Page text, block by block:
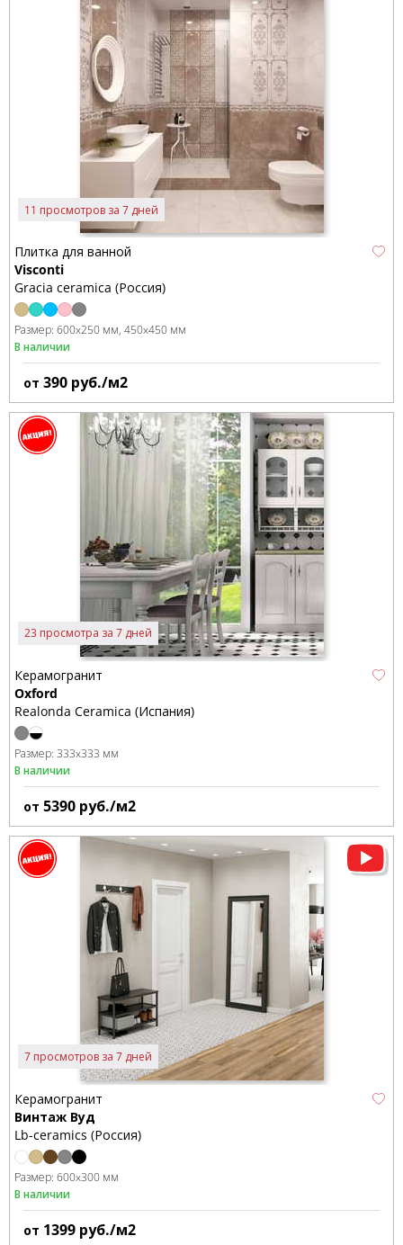
11 просмотров за 7 дней
Плитка для ванной
Visconti
Gracia ceramica (Россия)
Размер: 600x250 мм 450x450 мм
В наличии
от 390 руб./м2
23 просмотра за 7 дней
Керамогранит
Oxford
Realonda Ceramica (Испания)
Размер: 333x333 мм
В наличии
от 5390 руб./м2
7 просмотров за 7 дней
Керамогранит
Винтаж Вуд
Lb-ceramics (Россия)
Размер: 600x300 мм
В наличии
от 1399 руб./м2